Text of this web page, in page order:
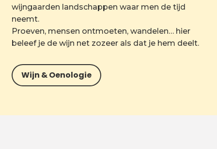
wijngaarden landschappen waar men de tijd
neemt.
Proeven, mensen ontmoeten, wandelen… hier
beleef je de wijn net zozeer als dat je hem deelt.
Wijn & Oenologie